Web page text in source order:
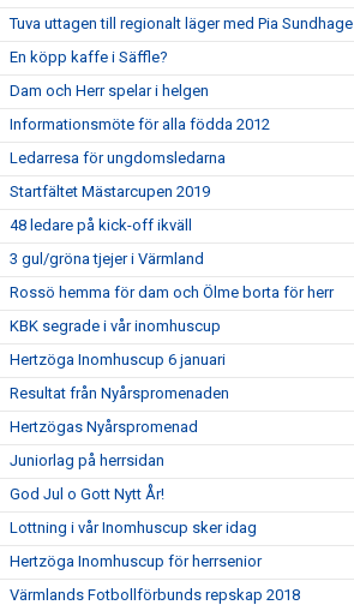
Tuva uttagen till regionalt läger med Pia Sundhage
En köpp kaffe i Säffle?
Dam och Herr spelar i helgen
Informationsmöte för alla födda 2012
Ledarresa för ungdomsledarna
Startfältet Mästarcupen 2019
48 ledare på kick-off ikväll
3 gul/gröna tjejer i Värmland
Rossö hemma för dam och Ölme borta för herr
KBK segrade i vår inomhuscup
Hertzöga Inomhuscup 6 januari
Resultat från Nyårspromenaden
Hertzögas Nyårspromenad
Juniorlag på herrsidan
God Jul o Gott Nytt År!
Lottning i vår Inomhuscup sker idag
Hertzöga Inomhuscup för herrsenior
Värmlands Fotbollförbunds repskap 2018